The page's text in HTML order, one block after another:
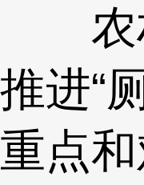
农
推进“
重点和